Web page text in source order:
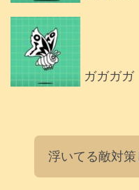
ガガガガ
浮いてる敵対